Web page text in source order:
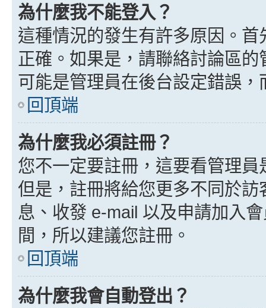
為什麼我不能登入？
這種情況的發生有許多原因。
正確。如果是，請聯絡討論區
可能是管理員在後台設定錯誤
回頂端
為什麼我必須註冊？
您不一定要註冊，這要看管理
但是，註冊將給您更多不同於
息、收發 e-mail 以及申請加入
間，所以建議您註冊。
回頂端
為什麼我會自動登出？